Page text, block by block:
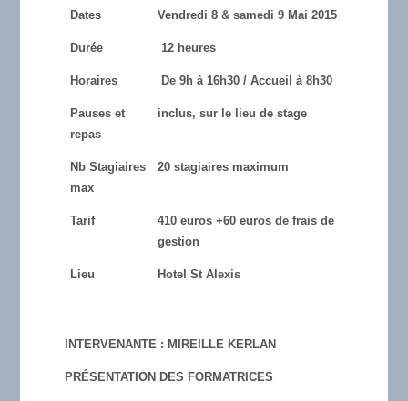
Dates Vendredi 8 & samedi 9 Mai 2015
Durée 12 heures
Horaires De 9h à 16h30 / Accueil à 8h30
Pauses et
repas
inclus, sur le lieu de stage
Nb Stagiaires
max
20 stagiaires maximum
Tarif
410 euros +60 euros de frais de
gestion
Lieu Hotel St Alexis
INTERVENANTE : MIREILLE KERLAN
PRÉSENTATION DES FORMATRICES